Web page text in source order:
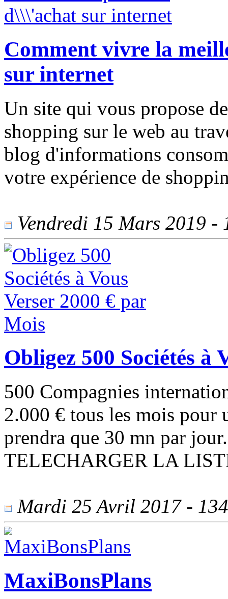
Comment vivre la
sur internet
Un site qui vous propose
shopping sur le web au
blog d'informations
votre expérience de
Vendredi 15 Mars 2019 -
Obligez 500 Sociétés à
500 Compagnies
2.000 € tous les mois pour
prendra que 30 mn par
TELECHARGER LA
Mardi 25 Avril 2017 -
MaxiBonsPlans